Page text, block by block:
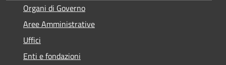
Organi di Governo
Aree Amministrative
Uffici
Enti e fondazioni